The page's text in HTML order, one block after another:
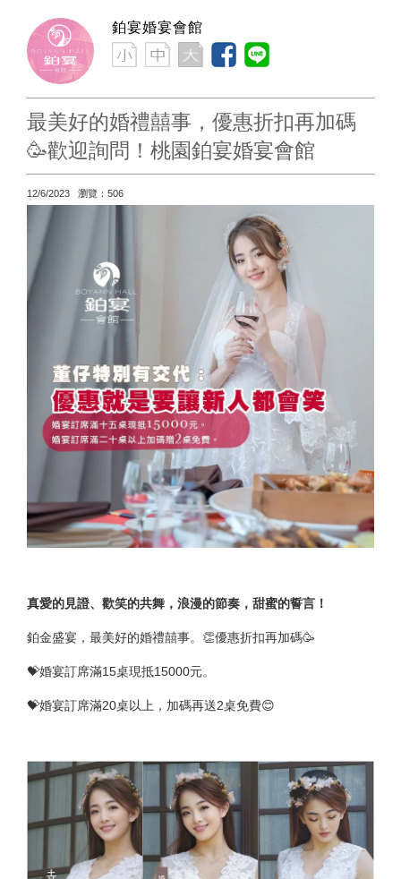
鉑宴婚宴會館
最美好的婚禮囍事，優惠折扣再加碼
🥳歡迎詢問！桃園鉑宴婚宴會館
12/6/2023 瀏覽：506
真愛的見證、歡笑的共舞，浪漫的節奏，甜蜜的誓言！
鉑金盛宴，最美好的婚禮囍事。👏優惠折扣再加碼🥳
💝婚宴訂席滿15桌現抵15000元。
💝婚宴訂席滿20桌以上，加碼再送2桌免費😊